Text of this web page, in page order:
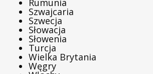
Rumunia
Szwajcaria
Szwecja
Słowacja
Słowenia
Turcja
Wielka Brytania
Węgry